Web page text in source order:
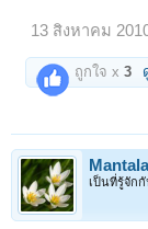
13 สิงหาคม
ถูกใจ x3
เป็นที่รู้จัก